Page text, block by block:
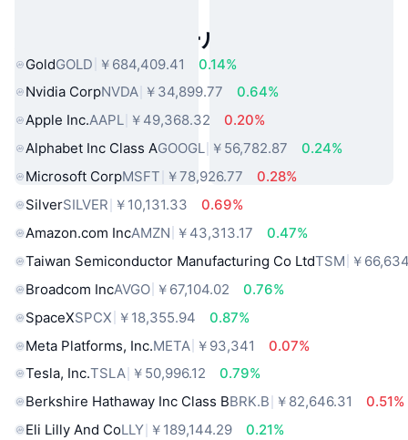
人気のリアルワールドアセット
GoldGOLD ￥684,409.41
0.14%
Nvidia CorpNVDA ￥34,899.77
0.64%
Apple Inc.AAPL ￥49,368.32
0.20%
Alphabet Inc Class AGOOGL ￥56,782.87
0.24%
Microsoft CorpMSFT ￥78,926.77
0.28%
SilverSILVER ￥10,131.33
0.69%
Amazon.com IncAMZN ￥43,313.17
0.47%
Taiwan Semiconductor Manufacturing Co LtdTSM ￥
Broadcom IncAVGO ￥67,104.02
0.76%
SpaceXSPCX ￥18,355.94
0.87%
Meta Platforms, Inc.META ￥93,341
0.07%
Tesla, Inc.TSLA ￥50,996.12
0.79%
Berkshire Hathaway Inc Class BBRK.B ￥82,646.31
0.51%
Eli Lilly And CoLLY ￥189,144.29
0.21%